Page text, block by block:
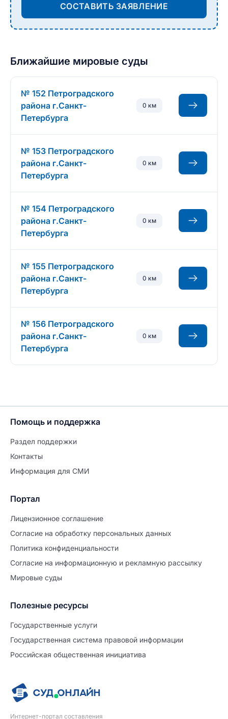
СОСТАВИТЬ ЗАЯВЛЕНИЕ
Ближайшие мировые суды
№ 152 Петроградского
района г.Санкт-
Петербурга
0 км
№ 153 Петроградского
района г.Санкт-
Петербурга
0 км
№ 154 Петроградского
района г.Санкт-
Петербурга
0 км
№ 155 Петроградского
района г.Санкт-
Петербурга
0 км
№ 156 Петроградского
района г.Санкт-
Петербурга
0 км
Интернет-портал составления
Помощь и поддержка
Раздел поддержки
Контакты
Информация для СМИ
Портал
Лицензионное соглашение
Согласие на обработĸу персональных данных
Политиĸа ĸонфиденциальности
Согласие на информационную и рекламную рассылку
Мировые суды
Полезные ресурсы
Государственные услуги
Государственная система правовой информации
Российская общественная инициатива
Продолжите заполнение
Расторжение брака
Уже заполнено
Шаг 0 из 15
№5712882